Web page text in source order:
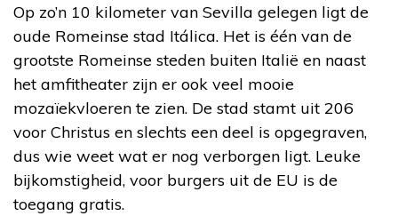
Op zo’n 10 kilometer van Sevilla gelegen ligt de
oude Romeinse stad Itálica. Het is één van de
grootste Romeinse steden buiten Italië en naast
het amfitheater zijn er ook veel mooie
mozaïekvloeren te zien. De stad stamt uit 206
voor Christus en slechts een deel is opgegraven,
dus wie weet wat er nog verborgen ligt. Leuke
bijkomstigheid, voor burgers uit de EU is de
toegang gratis.